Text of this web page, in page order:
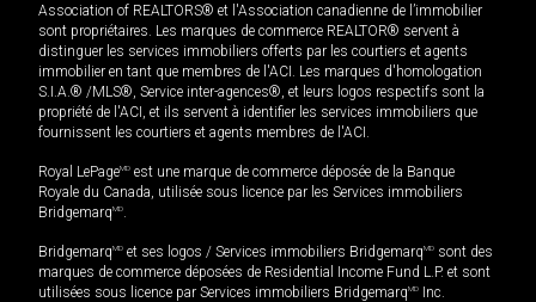
Association of REALTORS® et l'Association canadienne de l’immobilier
sont propriétaires. Les marques de commerce REALTOR® servent à
distinguer les services immobiliers offerts par les courtiers et agents
immobilier en tant que membres de l'ACI. Les marques d'homologation
S.I.A.® /MLS®, Service inter-agences®, et leurs logos respectifs sont la
propriété de l'ACI, et ils servent à identifier les services immobiliers que
fournissent les courtiers et agents membres de l'ACI.
Royal LePageMD est une marque de commerce déposée de la Banque
Royale du Canada, utilisée sous licence par les Services immobiliers
BridgemarqMD
BridgemarqMD et ses logos / Services immobiliers BridgemarqMD sont des
marques de commerce déposées de Residential Income Fund L.P. et sont
utilisées sous licence par Services immobiliers BridgemarqMD Inc.